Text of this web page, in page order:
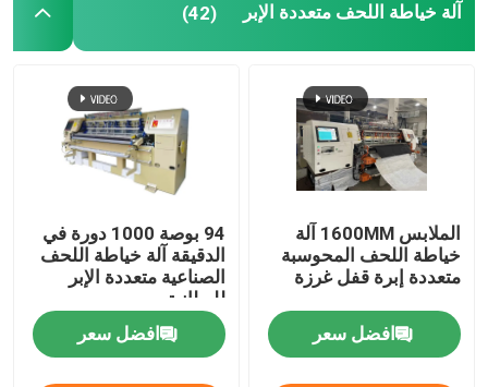
آلة خياطة اللحف إبرة واحدة
آلة قطع المنسوجات
آلة لف النسيج
أجزاء آلة خياطة اللحف
آلة خياطة اللحف متعددة الإبر (42)
الملابس 1600MM آلة
خياطة اللحف المحوسبة
متعددة إبرة قفل غرزة
افضل سعر
94 بوصة 1000 دورة في
الدقيقة آلة خياطة اللحف
الصناعية متعددة الإبر
للبطانية
افضل سعر